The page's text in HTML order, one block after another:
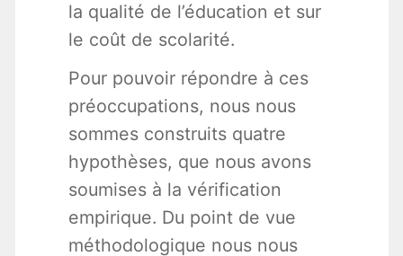
la qualité de l’éducation et sur
le coût de scolarité.
Pour pouvoir répondre à ces
préoccupations, nous nous
sommes construits quatre
hypothèses, que nous avons
soumises à la vérification
empirique. Du point de vue
méthodologique nous nous